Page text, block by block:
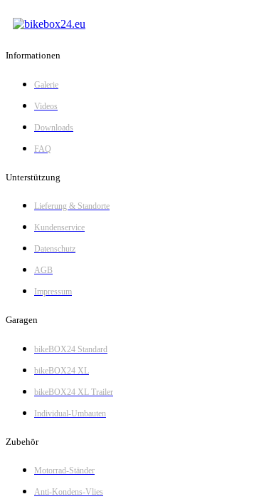
Informationen
Galerie
Videos
Downloads
FAQ
Unterstützung
Lieferung & Standorte
Kundenservice
Datenschutz
AGB
Impressum
Garagen
bikeBOX24 Standard
bikeBOX24 XL
bikeBOX24 XL Trailer
Individual-Umbauten
Zubehör
Motorrad-Ständer
Anti-Kondens-Vlies